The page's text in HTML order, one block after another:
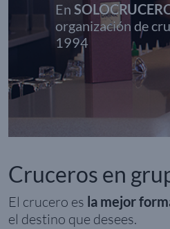
En
organización de
1994
Cruceros en
El crucero es la mejor
el destino que desees.